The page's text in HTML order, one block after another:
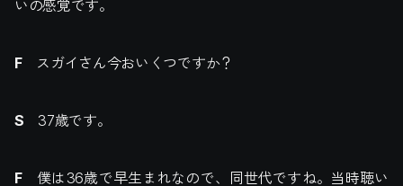
いの感覚です。
Fスガイさん今おいくつですか？
S 37歳です。
F僕は36歳で早生まれなので、同世代ですね。当時聴い